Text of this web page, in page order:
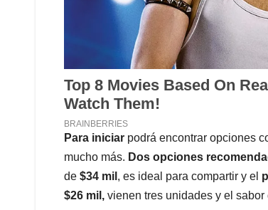
Para iniciar podrá encontrar opciones
mucho más. Dos opciones
de $34 mil , es ideal para compartir y el
$26 mil, vienen tres unidades y el